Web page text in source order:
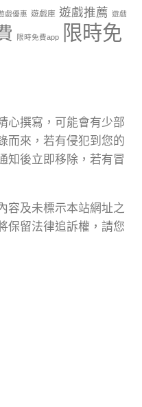
戲優惠 遊戲庫 遊戲推薦 遊戲
限時免費app
限時免
心撰寫，可能會有少部
而來，若有侵犯到您的
知後立即移除，若有冒
容及未標示本站網址之
保留法律追訴權，請您